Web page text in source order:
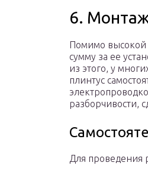
6.
Помимо высокой
сумму за ее
из этого, у
плинтус
разборчивости,
Для проведения